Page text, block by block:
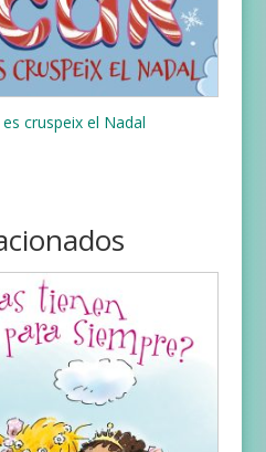
es cruspeix el Nadal